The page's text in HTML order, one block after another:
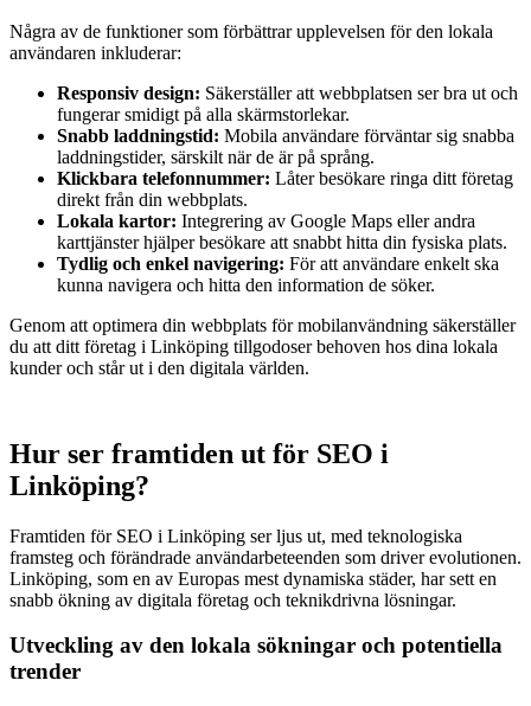
Några av de funktioner som förbättrar upplevelsen för den lokala
användaren inkluderar:
Responsiv design: Säkerställer att webbplatsen ser bra ut och
fungerar smidigt på alla skärmstorlekar.
Snabb laddningstid: Mobila användare förväntar sig snabba
laddningstider, särskilt när de är på språng.
Klickbara telefonnummer: Låter besökare ringa ditt företag
direkt från din webbplats.
Lokala kartor: Integrering av Google Maps eller andra
karttjänster hjälper besökare att snabbt hitta din fysiska plats.
Tydlig och enkel navigering: För att användare enkelt ska
kunna navigera och hitta den information de söker.
Genom att optimera din webbplats för mobilanvändning säkerställer
du att ditt företag i Linköping tillgodoser behoven hos dina lokala
kunder och står ut i den digitala världen.
Hur ser framtiden ut för SEO i
Linköping?
Framtiden för SEO i Linköping ser ljus ut, med teknologiska
framsteg och förändrade användarbeteenden som driver evolutionen.
Linköping, som en av Europas mest dynamiska städer, har sett en
snabb ökning av digitala företag och teknikdrivna lösningar.
Utveckling av den lokala sökningar och potentiella
trender